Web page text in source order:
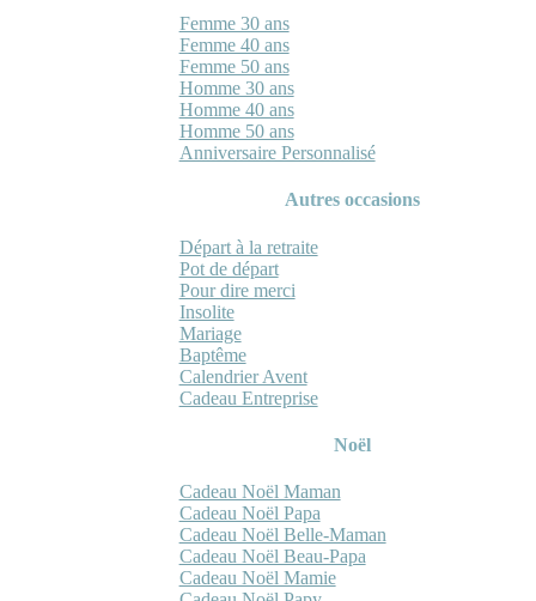
Femme 30 ans
Femme 40 ans
Femme 50 ans
Homme 30 ans
Homme 40 ans
Homme 50 ans
Anniversaire Personnalisé
Autres occasions
Départ à la retraite
Pot de départ
Pour dire merci
Insolite
Mariage
Baptême
Calendrier Avent
Cadeau Entreprise
Noël
Cadeau Noël Maman
Cadeau Noël Papa
Cadeau Noël Belle-Maman
Cadeau Noël Beau-Papa
Cadeau Noël Mamie